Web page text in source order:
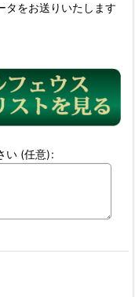
タをお送りいたします
い (任意):